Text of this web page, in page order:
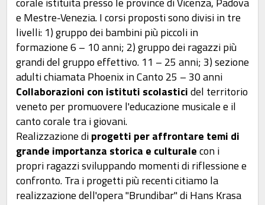
e Mestre-Venezia. I corsi proposti sono divisi in tre
livelli: 1) gruppo dei bambini più piccoli in
formazione 6 – 10 anni; 2) gruppo dei ragazzi più
grandi del gruppo effettivo. 11 – 25 anni; 3) sezione
adulti chiamata Phoenix in Canto 25 – 30 anni
Collaborazioni con istituti scolasticidel territorio
veneto per promuovere l'educazione musicale e il
canto corale tra i giovani.
Realizzazione diprogetti per affrontare temi di
grande importanza storica e culturalecon i
propri ragazzi sviluppando momenti di riflessione e
confronto. Tra i progetti più recenti citiamo la
realizzazione dell'opera "Brundibar" di Hans Krasa